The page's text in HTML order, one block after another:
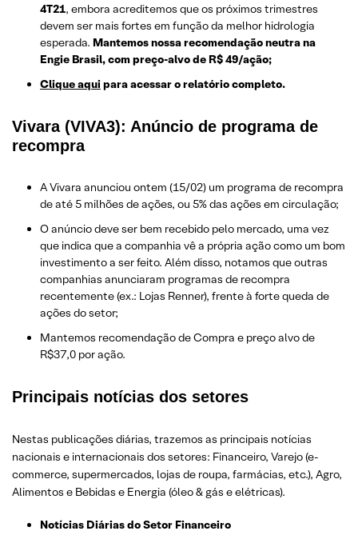
4T21, embora acreditemos que os próximos trimestres
devem ser mais fortes em função da melhor hidrologia
esperada. Mantemos nossa recomendação neutra na
Engie Brasil, com preço-alvo de R$ 49/ação;
Clique aquipara acessar o relatório completo.
Vivara (VIVA3): Anúncio de programa de
recompra
A Vivara anunciou ontem (15/02) um programa de recompra
de até 5 milhões de ações, ou 5% das ações em circulação;
O anúncio deve ser bem recebido pelo mercado, uma vez
que indica que a companhia vê a própria ação como um bom
investimento a ser feito. Além disso, notamos que outras
companhias anunciaram programas de recompra
recentemente (ex.: Lojas Renner), frente à forte queda de
ações do setor;
Mantemos recomendação de Compra e preço alvo de
R$37,0 por ação.
Principais notícias dos setores
Nestas publicações diárias, trazemos as principais notícias
nacionais e internacionais dos setores: Financeiro, Varejo(e-
commerce, supermercados, lojas de roupa, farmácias, etc.), Agro,
Alimentos e Bebidas e Energia (óleo & gás e elétricas).
Notícias Diárias do Setor Financeiro